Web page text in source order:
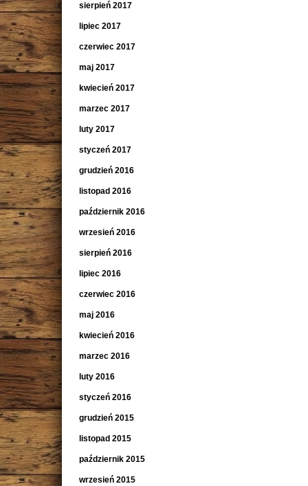
sierpień 2017
lipiec 2017
czerwiec 2017
maj 2017
kwiecień 2017
marzec 2017
luty 2017
styczeń 2017
grudzień 2016
listopad 2016
październik 2016
wrzesień 2016
sierpień 2016
lipiec 2016
czerwiec 2016
maj 2016
kwiecień 2016
marzec 2016
luty 2016
styczeń 2016
grudzień 2015
listopad 2015
październik 2015
wrzesień 2015